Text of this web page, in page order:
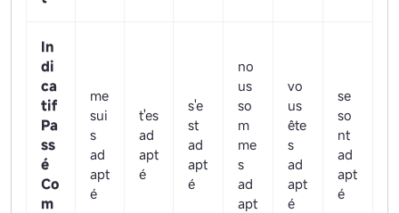
In
di
ca
tif
Pa
ss
é
Co
m
me
sui
s
ad
apt
é
t'es
ad
apt
é
s'e
st
ad
apt
é
no
us
so
m
me
s
ad
apt
vo
us
ête
s
ad
apt
é
se
so
nt
ad
apt
é